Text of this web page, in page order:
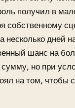
получил в
собственному
несколько дней
шанс на
но при
на том, чтобы